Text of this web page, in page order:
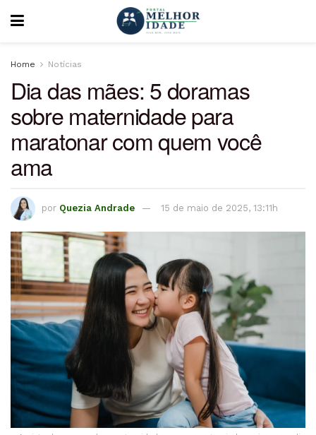
Home Notícias
Dia das mães: 5 doramas
sobre maternidade para
maratonar com quem você
ama
por Quezia Andrade 15 de maio de 2025, 13:11h